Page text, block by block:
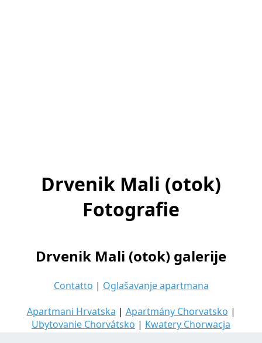
Drvenik Mali (otok)
Fotografie
Drvenik Mali (otok) galerije
Contatto | Oglašavanje apartmana
Apartmani Hrvatska | Apartmány Chorvatsko |
Ubytovanie Chorvátsko | Kwatery Chorwacja